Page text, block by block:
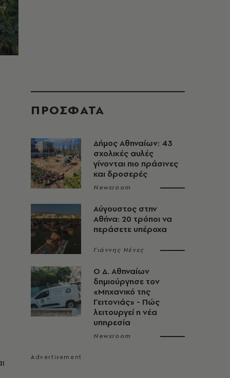
ΠΡΟΣΦΑΤΑ
Δήμος Αθηναίων: 43
σχολικές αυλές
γίνονται πιο πράσινες
και δροσερές
Newsroom
Αύγουστος στην
Αθήνα: 20 τρόποι να
περάσετε υπέροχα
Γιάννης Νένες
Ο Δ. Αθηναίων
δημιούργησε τον
«Μηχανικό της
Γειτονιάς» - Πώς
λειτουργεί η νέα
υπηρεσία
Newsroom